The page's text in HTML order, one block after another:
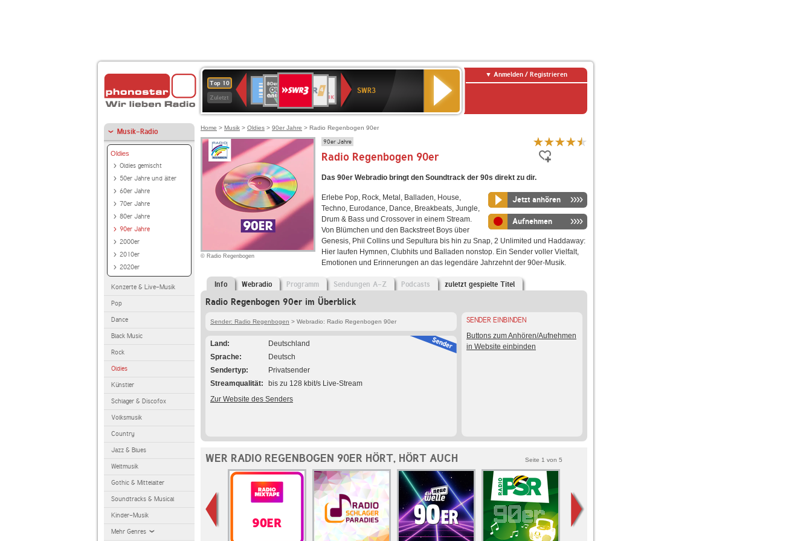
Top 10
Zuletzt
Deutschlandfunk
80er
90er
OLDIE
ANTENNE
4
KLASSIK
SWR
Kultur
NDR
2
SWR3
Anmelden / Registrieren
Musik-Radio
Oldies
Oldies gemischt
50er Jahre und älter
60er Jahre
70er Jahre
80er Jahre
90er Jahre
2000er
2010er
2020er
Konzerte & Live-Musik
Pop
Dance
Black Music
Rock
Oldies
Künstler
Schlager & Discofox
Volksmusik
Country
Jazz & Blues
Weltmusik
Gothic & Mittelalter
Soundtracks & Musical
Kinder-Musik
Mehr Genres
Home > Musik > Oldies > 90er Jahre > Radio Regenbogen 90er
© Radio Regenbogen
90er Jahre
Radio Regenbogen 90er
Das 90er Webradio bringt den Soundtrack der 90s direkt zu dir.
Jetzt anhören
Aufnehmen
Erlebe Pop, Rock, Metal, Balladen, House,
Techno, Eurodance, Dance, Breakbeats, Jungle,
Drum & Bass und Crossover in einem Stream.
Von Blümchen und den Backstreet Boys über
Genesis, Phil Collins und Sepultura bis hin zu Snap, 2 Unlimited und Haddaway:
Hier laufen Hymnen, Clubhits und Balladen nonstop. Ein Sender voller Vielfalt,
Emotionen und Erinnerungen an das legendäre Jahrzehnt der 90er-Musik.
Info Webradio Programm Sendungen A-Z Podcasts zuletzt gespielte Titel
Radio Regenbogen 90er im Überblick
Sender: Radio Regenbogen > Webradio: Radio Regenbogen 90er
Land
Deutschland
Sprache
Deutsch
Sendertyp
Privatsender
Streamqualität
bis zu 128 kbit/s Live-Stream
Zur Website des Senders
SENDER EINBINDEN
Buttons zum Anhören/Aufnehmen
in Website einbinden
WER RADIO REGENBOGEN 90ER HÖRT, HÖRT AUCH Seite 1 von 5